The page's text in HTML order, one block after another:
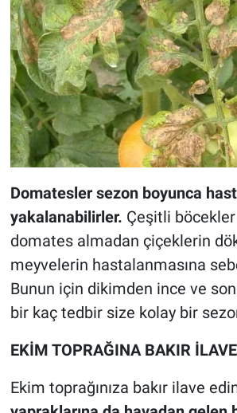
Domatesler sezon boyunca
yakalanabilirler. Çeşitli
domates almadan çiçeklerin
meyvelerin hastalanmasına
Bunun için dikimden ince ve
bir kaç tedbir size kolay bir
EKİM TOPRAĞINA BAKIR
Ekim toprağınıza bakır ilave